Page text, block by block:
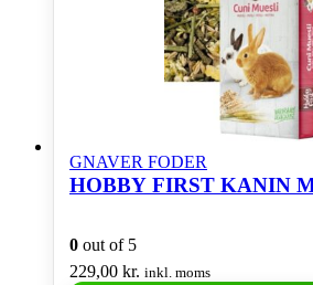
GNAVER FODER
HOBBY FIRST KANIN
0 out of 5
229,00 kr. inkl. moms